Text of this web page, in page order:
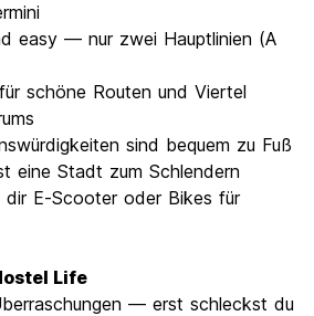
easy — nur zwei Hauptlinien (A
schöne Routen und Viertel
sind bequem zu Fuß
eine Stadt zum Schlendern
dir E-Scooter oder Bikes für
Life
— erst schleckst du